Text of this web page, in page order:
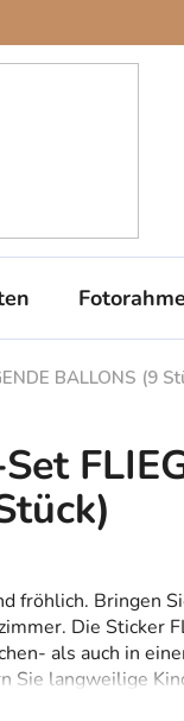
BALLONS (9
fröhlich. Bringen
Die Sticker
als auch in
Sie langweilige
Das Set